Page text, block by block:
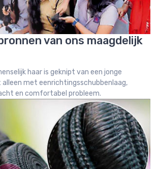
van ons maagdelijk
haar is geknipt van een jonge
met eenrichtingsschubbenlaag,
en comfortabel probleem.